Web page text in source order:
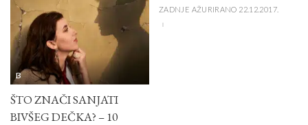
B
ŠTO ZNAČI SANJATI
BIVŠEG DEČKA? – 10
ZADNJE AŽURIRANO 22.12.2017.